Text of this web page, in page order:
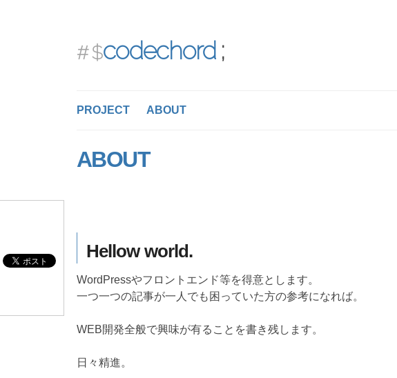
codechord
PROJECT ABOUT
ABOUT
Hellow world.
WordPressやフロントエンド等を得意とします。
一つ一つの記事が一人でも困っていた方の参考になれば。
WEB開発全般で興味が有ることを書き残します。
日々精進。